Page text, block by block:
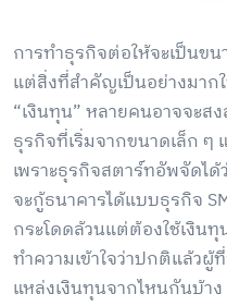
การทำธุรกิจต่อให้จะเป็นข
แต่สิ่งที่สำคัญเป็นอย่างมาก
“เงินทุน” หลายคนอาจจะส
ธุรกิจที่เริ่มจากขนาดเล็ก ๆ
เพราะธุรกิจสตาร์ทอัพจัดไ
จะกู้ธนาคารได้แบบธุรกิจ
กระโดดล้วนแต่ต้องใช้เงิน
ทำความเข้าใจว่าปกติแล้ว
แหล่งเงินทุนจากไหนกันบ้าง